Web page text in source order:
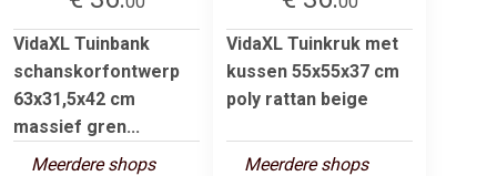
VidaXL Tuinbank
schanskorfontwerp
63x31,5x42 cm
massief gren...
Meerdere shops
VidaXL Tuinkruk met
kussen 55x55x37 cm
poly rattan beige
Meerdere shops